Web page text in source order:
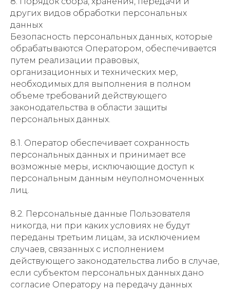
других видов обработки персональных
данных
Безопасность персональных данных, которые
обрабатываются Оператором, обеспечивается
путем реализации правовых,
организационных и технических мер,
необходимых для выполнения в полном
объеме требований действующего
законодательства в области защиты
персональных данных.
8.1. Оператор обеспечивает сохранность
персональных данных и принимает все
возможные меры, исключающие доступ к
персональным данным неуполномоченных
лиц.
8.2. Персональные данные Пользователя
никогда, ни при каких условиях не будут
переданы третьим лицам, за исключением
случаев, связанных с исполнением
действующего законодательства либо в случае,
если субъектом персональных данных дано
согласие Оператору на передачу данных